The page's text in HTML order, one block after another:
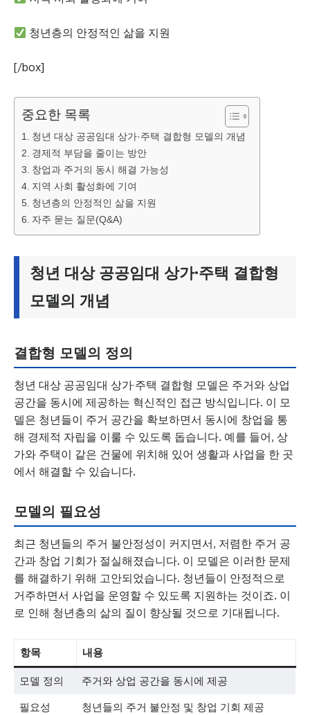
청년층의 안정적인 삶을 지원
[/box]
중요한 목록
청년 대상 공공임대 상가·주택 결합형 모델의 개념
경제적 부담을 줄이는 방안
창업과 주거의 동시 해결 가능성
지역 사회 활성화에 기여
청년층의 안정적인 삶을 지원
자주 묻는 질문(Q&A)
청년 대상 공공임대 상가·주택 결합형
모델의 개념
결합형 모델의 정의
청년 대상 공공임대 상가·주택 결합형 모델은 주거와 상업
공간을 동시에 제공하는 혁신적인 접근 방식입니다. 이 모
델은 청년들이 주거 공간을 확보하면서 동시에 창업을 통
해 경제적 자립을 이룰 수 있도록 돕습니다. 예를 들어, 상
가와 주택이 같은 건물에 위치해 있어 생활과 사업을 한 곳
에서 해결할 수 있습니다.
모델의 필요성
최근 청년들의 주거 불안정성이 커지면서, 저렴한 주거 공
간과 창업 기회가 절실해졌습니다. 이 모델은 이러한 문제
를 해결하기 위해 고안되었습니다. 청년들이 안정적으로
거주하면서 사업을 운영할 수 있도록 지원하는 것이죠. 이
로 인해 청년층의 삶의 질이 향상될 것으로 기대됩니다.
항목 내용
모델 정의 주거와 상업 공간을 동시에 제공
필요성 청년들의 주거 불안정 및 창업 기회 제공